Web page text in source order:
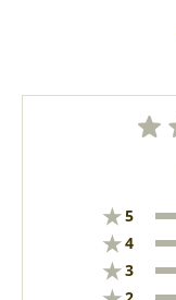
★5
★4
★3